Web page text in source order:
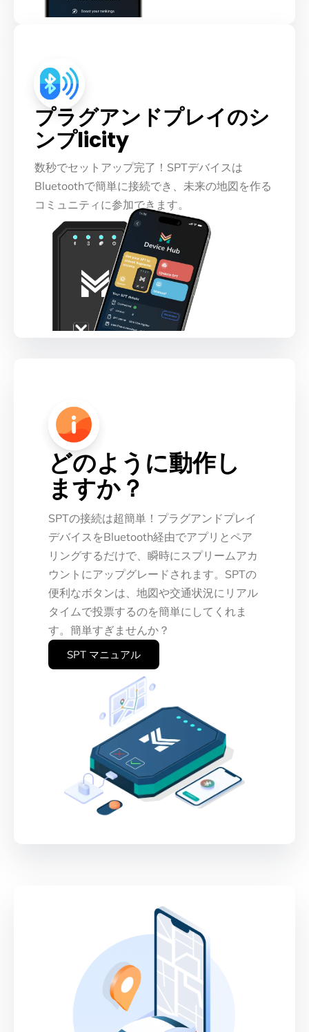
プラグアンドプレイのシ
ンプlicity
数秒でセットアップ完了！SPTデバイスは
Bluetoothで簡単に接続でき、未来の地図を作る
コミュニティに参加できます。
どのように動作し
ますか？
SPTの接続は超簡単！プラグアンドプレイ
デバイスをBluetooth経由でアプリとペア
リングするだけで、瞬時にスプリームアカ
ウントにアップグレードされます。SPTの
便利なボタンは、地図や交通状況にリアル
タイムで投票するのを簡単にしてくれま
す。簡単すぎませんか？
SPT マニュアル